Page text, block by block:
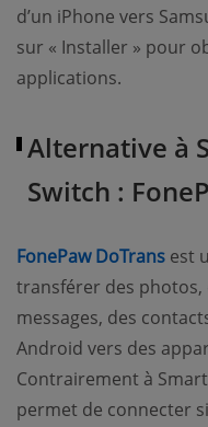
d’un iPhone vers
sur « Installer » pour
applications.
Alternative à
Switch :
FonePaw DoTrans est
transférer des photos,
messages, des
Android vers des
Contrairement à
permet de connecter